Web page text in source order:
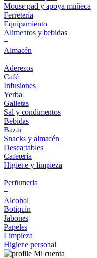
Mouse pad y apoya muñeca
Ferretería
Equipamiento
Alimentos y bebidas
+
Almacén
+
Aderezos
Café
Infusiones
Yerba
Galletas
Sal y condimentos
Bebidas
Bazar
Snacks y almacén
Descartables
Cafetería
Higiene y limpieza
+
Perfumería
+
Alcohol
Botiquín
Jabones
Papeles
Limpieza
Higiene personal
Mi cuenta